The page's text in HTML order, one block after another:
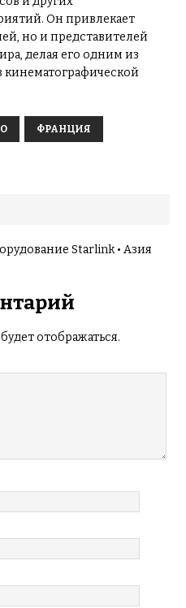
Он привлекает
но и представителей
делая его одним из
ФРАНЦИЯ
Starlink • Азия
отображаться.